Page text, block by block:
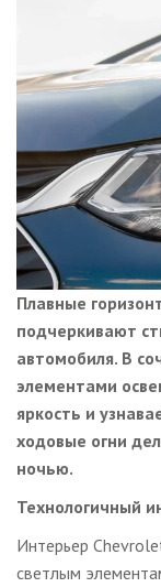
Плавные
подчеркивают
автомобиля. В
элементами
яркость и
ходовые огни
ночью.
Технологичный
Интерьер
светлым